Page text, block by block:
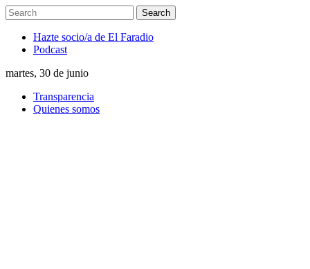
Hazte socio/a de El Faradio
Podcast
martes, 30 de junio
Transparencia
Quienes somos